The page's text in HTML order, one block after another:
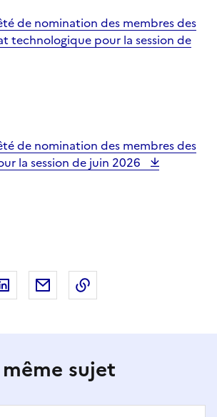
de nomination des membres des
technologique pour la session de
de nomination des membres des
la session de juin 2026
Facebooksur X (anciennement Twitter)
Partager sur LinkedIn
Partager par email
sujet